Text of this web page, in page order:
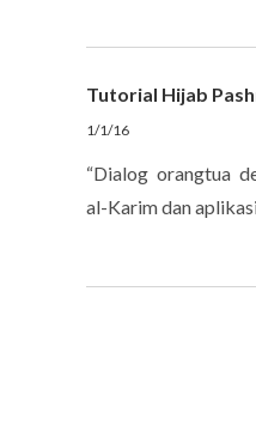
Tutorial Hijab
1/1/16
“Dialog orangtua
al-Karim dan